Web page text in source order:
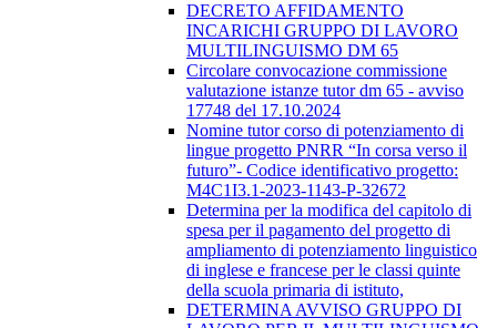
DECRETO AFFIDAMENTO
INCARICHI GRUPPO DI LAVORO
MULTILINGUISMO DM 65
Circolare convocazione commissione
valutazione istanze tutor dm 65 - avviso
17748 del 17.10.2024
Nomine tutor corso di potenziamento di
lingue progetto PNRR “In corsa verso il
futuro”- Codice identificativo progetto:
M4C1I3.1-2023-1143-P-32672
Determina per la modifica del capitolo di
spesa per il pagamento del progetto di
ampliamento di potenziamento linguistico
di inglese e francese per le classi quinte
della scuola primaria di istituto,
DETERMINA AVVISO GRUPPO DI